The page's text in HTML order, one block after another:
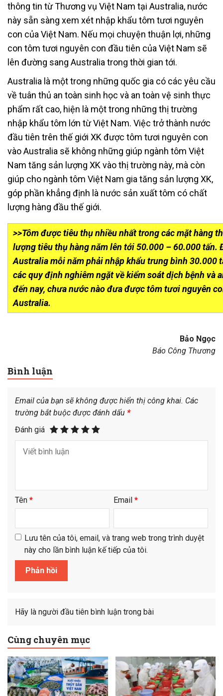
thông tin từ Thương vụ Việt Nam tại Australia, nước
này sẵn sàng xem xét nhập khẩu tôm tươi nguyên
con của Việt Nam. Nếu mọi chuyện thuận lợi, những
con tôm tươi nguyên con đầu tiên của Việt Nam sẽ
lên đường sang Australia trong thời gian tới.
Australia là một trong những quốc gia có các yêu cầu
về tuân thủ an toàn sinh học và an toàn vệ sinh thực
phẩm rất cao, hiện là một trong những thị trường
nhập khẩu tôm lớn từ Việt Nam. Việc trở thành nước
đầu tiên trên thế giới XK được tôm tươi nguyên con
vào Australia sẽ không những giúp ngành tôm Việt
Nam tăng sản lượng XK vào thị trường này, mà còn
giúp cho ngành tôm Việt Nam gia tăng sản lượng XK,
góp phần khẳng định là nước sản xuất tôm có chất
lượng hàng đầu thế giới.
>>Tôm được tiêu thụ nhiều nhất trong các mặt hàng
lượng tiêu thụ hàng năm lên tới 50.000 – 60.000 tấn.
Australia mỗi năm phải nhập khẩu trung bình 30.000
các quy định nghiêm ngặt về kiểm soát dịch bệnh và
đến nay, chưa nước nào đưa được tôm tươi nguyên
Australia.
Bảo Ngọc
Báo Công Thương
Bình luận
Email của bạn sẽ không được hiển thị công khai. Các
trường bắt buộc được đánh dấu *
Đánh giá
Tên * Email *
Lưu tên của tôi, email, và trang web trong trình duyệt
này cho lần bình luận kế tiếp của tôi.
Hãy là người đầu tiên bình luận trong bài
Cùng chuyên mục